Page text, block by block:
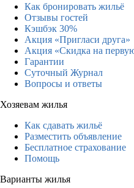
Как бронировать жильё
Отзывы гостей
Кэшбэк 30%
Акция «Пригласи друга»
Акция «Скидка на
Гарантии
Суточный Журнал
Вопросы и ответы
Хозяевам жилья
Как сдавать жильё
Разместить объявление
Бесплатное страхование
Помощь
Варианты жилья